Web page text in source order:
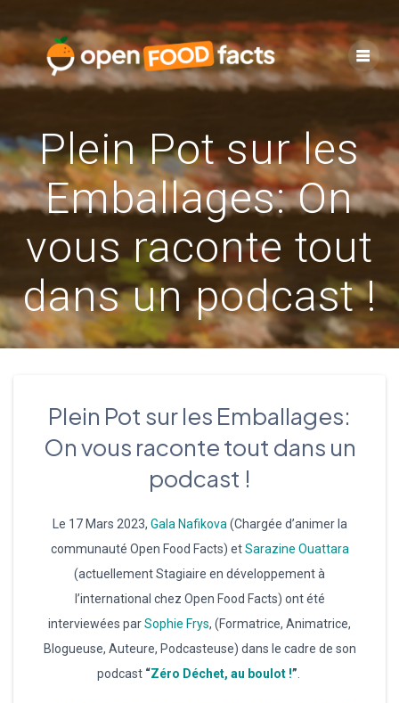
to
content
Plein Pot sur les
Emballages: On
vous raconte tout
dans un podcast !
Plein Pot sur les Emballages:
On vous raconte tout dans un
podcast !
Le 17 Mars 2023, Gala Nafikova (Chargée d’animer la
communauté Open Food Facts) etSarazine Ouattara
(actuellement Stagiaire en développement à
l’international chez Open Food Facts) ont été
interviewées parSophie Frys, (Formatrice, Animatrice,
Blogueuse, Auteure, Podcasteuse) dans le cadre de son
podcast “Zéro Déchet, au boulot !”